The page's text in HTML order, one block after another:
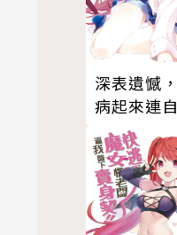
深表遺憾
病起來連
都怕(01)